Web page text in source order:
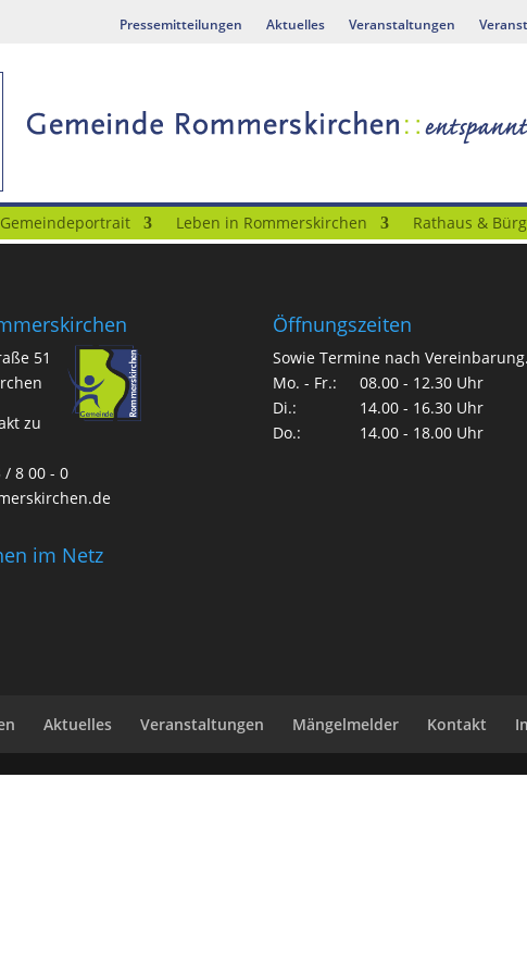
Pressemitteilungen Aktuelles Veranstaltungen
Gemeindeportrait Leben in Rommerskirchen Rathaus &
51
zu
/ 8 00 - 0
im Netz
Öffnungszeiten
Sowie Termine nach Vereinbarung.
Mo. - Fr.:
08.00 - 12.30 Uhr
Di.:
14.00 - 16.30 Uhr
Do.:
14.00 - 18.00 Uhr
Aktuelles Veranstaltungen Mängelmelder Kontakt